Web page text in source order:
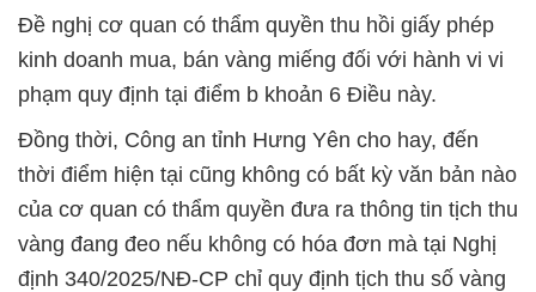
Đề nghị cơ quan có thẩm quyền thu hồi giấy phép
kinh doanh mua, bán vàng miếng đối với hành vi vi
phạm quy định tại điểm b khoản 6 Điều này.
Đồng thời, Công an tỉnh Hưng Yên cho hay, đến
thời điểm hiện tại cũng không có bất kỳ văn bản nào
của cơ quan có thẩm quyền đưa ra thông tin tịch thu
vàng đang đeo nếu không có hóa đơn mà tại Nghị
định 340/2025/NĐ-CP chỉ quy định tịch thu số vàng